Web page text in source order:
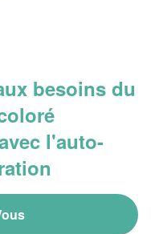
besoins du
l'auto-